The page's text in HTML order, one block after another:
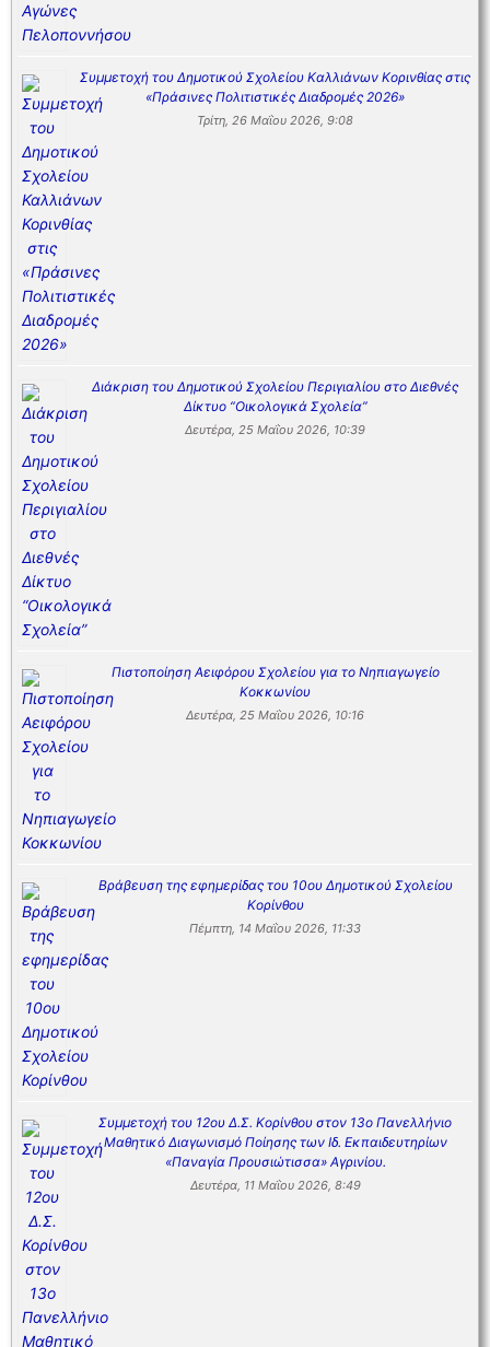
Συμμετοχή του Δημοτικού Σχολείου Καλλιάνων Κορινθίας στις
«Πράσινες Πολιτιστικές Διαδρομές 2026»
Τρίτη, 26 Μαΐου 2026, 9:08
Διάκριση του Δημοτικού Σχολείου Περιγιαλίου στο Διεθνές
Δίκτυο “Οικολογικά Σχολεία”
Δευτέρα, 25 Μαΐου 2026, 10:39
Πιστοποίηση Αειφόρου Σχολείου για το Νηπιαγωγείο
Κοκκωνίου
Δευτέρα, 25 Μαΐου 2026, 10:16
Βράβευση της εφημερίδας του 10ου Δημοτικού Σχολείου
Κορίνθου
Πέμπτη, 14 Μαΐου 2026, 11:33
Συμμετοχή του 12ου Δ.Σ. Κορίνθου στον 13ο Πανελλήνιο
Μαθητικό Διαγωνισμό Ποίησης των Ιδ. Εκπαιδευτηρίων
«Παναγία Προυσιώτισσα» Αγρινίου.
Δευτέρα, 11 Μαΐου 2026, 8:49